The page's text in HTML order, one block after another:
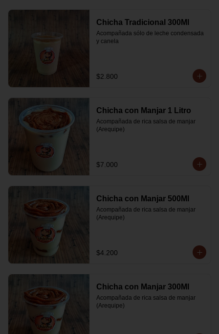
Chicha Tradicional 300Ml
Acompañada sólo de leche condensada
y canela
$2.800
Chicha con Manjar 1 Litro
Acompañada de rica salsa de manjar
(Arequipe)
$7.000
Chicha con Manjar 500Ml
Acompañada de rica salsa de manjar
(Arequipe)
$4.200
Chicha con Manjar 300Ml
Acompañada de rica salsa de manjar
(Arequipe)